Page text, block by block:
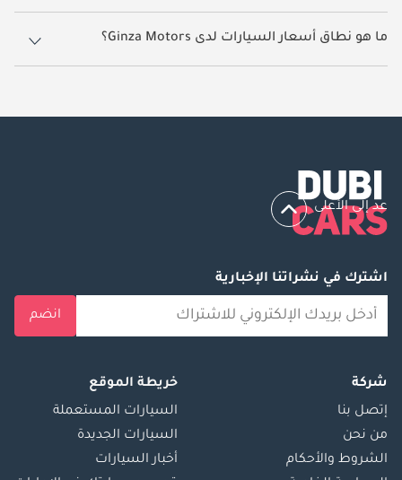
أغلى سيارة معروضة لدى Ginza Motors هي تويوتا تاكوما بسعر يقارب
137,000
ما هو نطاق أسعار السيارات لدى Ginza Motors؟
تتراوح أسعار السيارات لدى Ginza Motors بين 40,000 -
137,000
عد إلى الأعلى
اشترك في نشراتنا الإخبارية
انضم
شركة
إتصل بنا
من نحن
الشروط والأحكام
خريطة الموقع
السيارات المستعملة
السيارات الجديدة
أخبار السيارات